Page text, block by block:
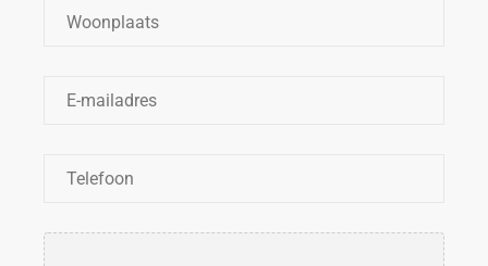
Woonplaats
Telefoon
Bestanden